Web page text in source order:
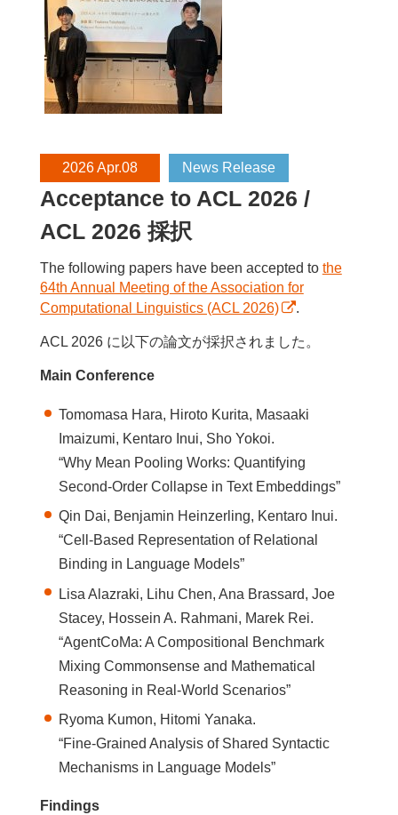
2026 Apr.08 News Release
Acceptance to ACL 2026 /
ACL 2026 採択
The following papers have been accepted to the
64th Annual Meeting of the Association for
Computational Linguistics (ACL 2026)
.
ACL 2026 に以下の論文が採択されました。
Main Conference
Tomomasa Hara, Hiroto Kurita, Masaaki
Imaizumi, Kentaro Inui, Sho Yokoi.
“Why Mean Pooling Works: Quantifying
Second-Order Collapse in Text Embeddings”
Qin Dai, Benjamin Heinzerling, Kentaro Inui.
“Cell-Based Representation of Relational
Binding in Language Models”
Lisa Alazraki, Lihu Chen, Ana Brassard, Joe
Stacey, Hossein A. Rahmani, Marek Rei.
“AgentCoMa: A Compositional Benchmark
Mixing Commonsense and Mathematical
Reasoning in Real-World Scenarios”
Ryoma Kumon, Hitomi Yanaka.
“Fine-Grained Analysis of Shared Syntactic
Mechanisms in Language Models”
Findings